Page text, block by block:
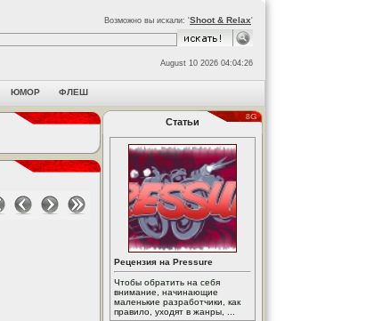
Возможно вы искали: 'Shoot & Relax'
August 10 2026 04:04:26
ЮМОР ФЛЕШ
Статьи
Рецензия на Pressure
Чтобы обратить на себя
внимание, начинающие
маленькие разработчики, как
правило, уходят в жанры, ...